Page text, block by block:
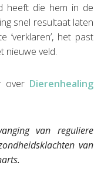
heeft die hem in de
snel resultaat laten
‘verklaren’, het past
nieuwe veld.
over Dierenhealing
van reguliere
van